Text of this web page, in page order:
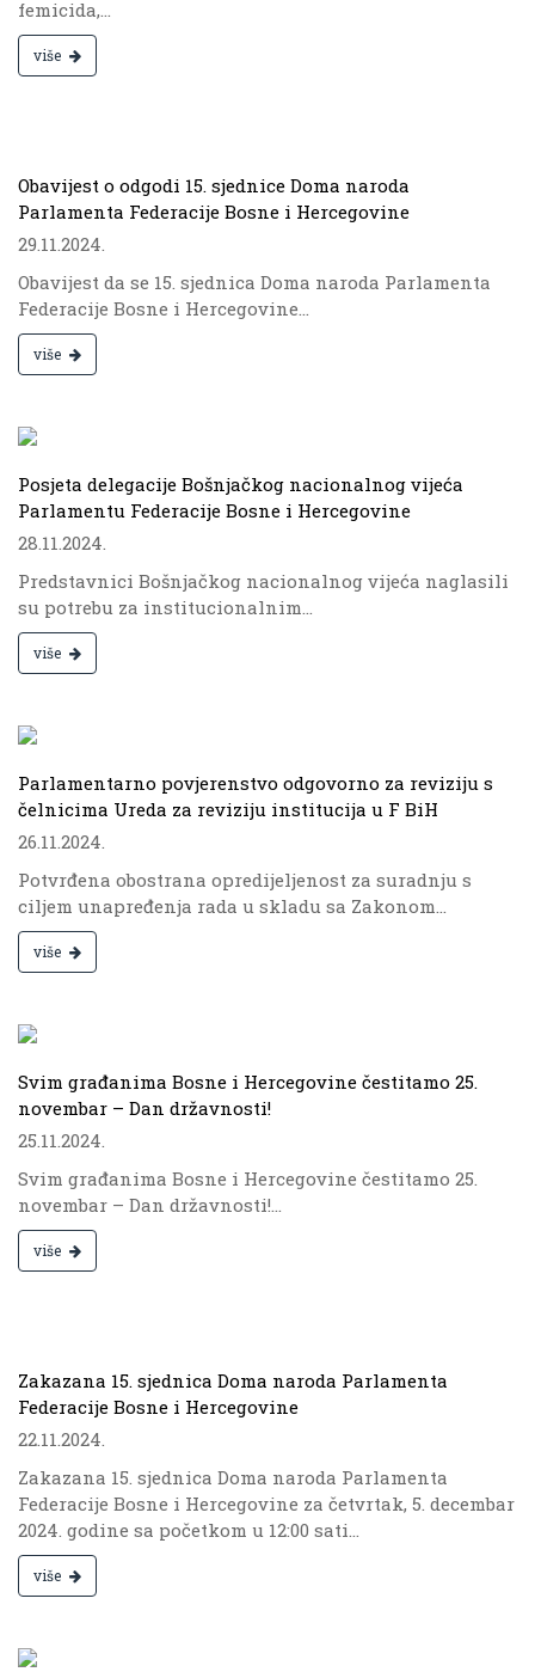
femicida,...
više
Obavijest o odgodi 15. sjednice Doma naroda
Parlamenta Federacije Bosne i Hercegovine
29.11.2024.
Obavijest da se 15. sjednica Doma naroda Parlamenta
Federacije Bosne i Hercegovine...
više
Posjeta delegacije Bošnjačkog nacionalnog vijeća
Parlamentu Federacije Bosne i Hercegovine
28.11.2024.
Predstavnici Bošnjačkog nacionalnog vijeća naglasili
su potrebu za institucionalnim...
više
Parlamentarno povjerenstvo odgovorno za reviziju s
čelnicima Ureda za reviziju institucija u F BiH
26.11.2024.
Potvrđena obostrana opredijeljenost za suradnju s
ciljem unapređenja rada u skladu sa Zakonom...
više
Svim građanima Bosne i Hercegovine čestitamo 25.
novembar – Dan državnosti!
25.11.2024.
Svim građanima Bosne i Hercegovine čestitamo 25.
novembar – Dan državnosti!...
više
Zakazana 15. sjednica Doma naroda Parlamenta
Federacije Bosne i Hercegovine
22.11.2024.
Zakazana 15. sjednica Doma naroda Parlamenta
Federacije Bosne i Hercegovine za četvrtak, 5. decembar
2024. godine sa početkom u 12:00 sati...
više